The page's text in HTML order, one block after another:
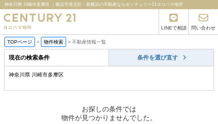
神奈川県 川崎市多摩区 ｜横浜市港北区・新横浜の不動産ならセンチュリー21ヨコハマ地所
LINEで相談 問い合わせ
TOPページ > 物件検索 > 不動産情報一覧
現在の検索条件 条件を選び直す
神奈川県 川崎市多摩区
お探しの条件では
物件が見つかりませんでした。